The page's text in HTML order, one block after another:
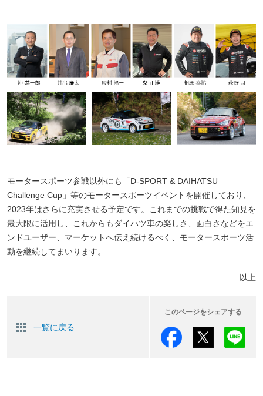
モータースポーツ参戦以外にも「D-SPORT & DAIHATSU
Challenge Cup」等のモータースポーツイベントを開催しており、
2023年はさらに充実させる予定です。これまでの挑戦で得た知見を
最大限に活用し、これからもダイハツ車の楽しさ、面白さなどをエ
ンドユーザー、マーケットへ伝え続けるべく、モータースポーツ活
動を継続してまいります。
以上
一覧に戻る
このページをシェアする